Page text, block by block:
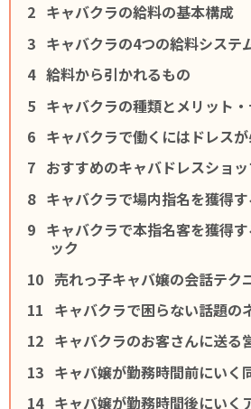
キャバクラの給料の基本構成
キャバクラの4つの給料システ
給料から引かれるもの
キャバクラの種類とメリット
キャバクラで働くにはドレス
おすすめのキャバドレスショ
キャバクラで場内指名を獲得
キャバクラで本指名客を獲得
ック
売れっ子キャバ嬢の会話テク
キャバクラで困らない話題の
キャバクラのお客さんに送る
キャバ嬢が勤務時間前にいく
キャバ嬢が勤務時間後にいく